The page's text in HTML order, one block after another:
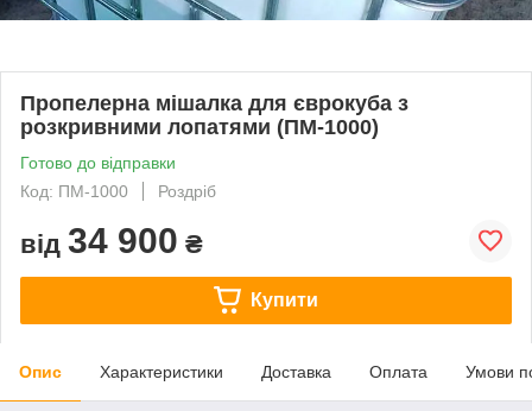
Пропелерна мішалка для єврокуба з
розкривними лопатями (ПМ-1000)
Готово до відправки
Код: ПМ-1000
Роздріб
від 34 900 ₴
Купити
Опис Характеристики Доставка Оплата Умови